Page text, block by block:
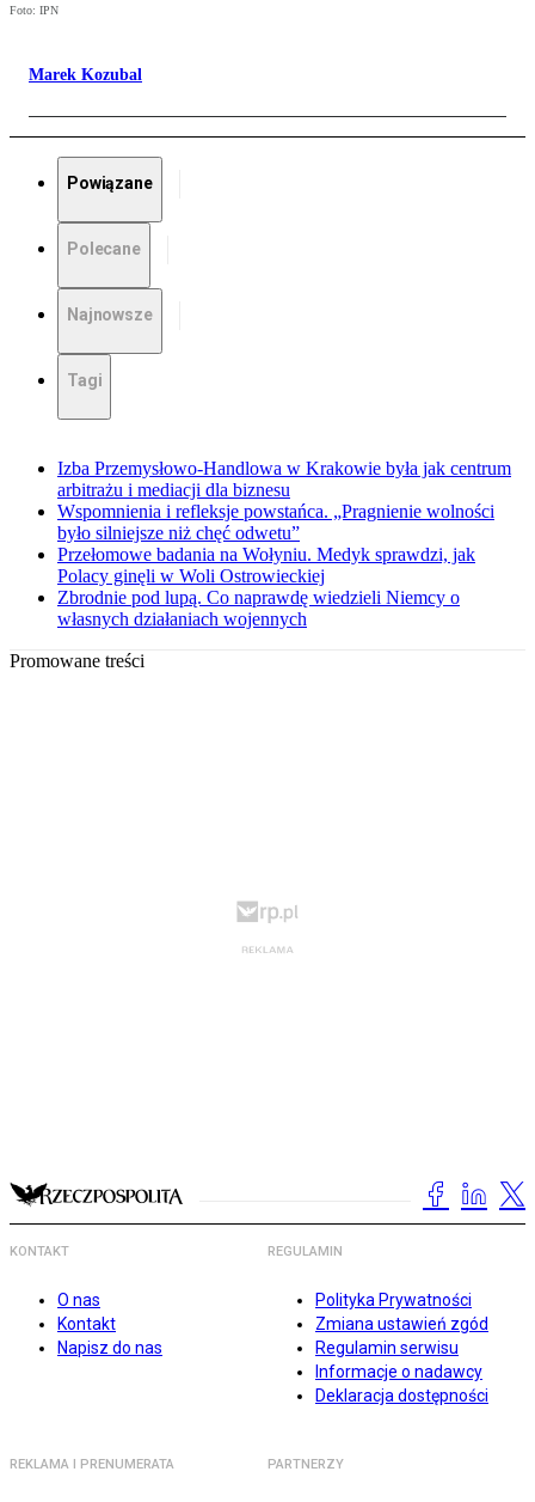
Foto: IPN
Marek Kozubal
Powiązane
Polecane
Najnowsze
Tagi
Izba Przemysłowo-Handlowa w Krakowie była jak centrum
arbitrażu i mediacji dla biznesu
Wspomnienia i refleksje powstańca. „Pragnienie wolności
było silniejsze niż chęć odwetu”
Przełomowe badania na Wołyniu. Medyk sprawdzi, jak
Polacy ginęli w Woli Ostrowieckiej
Zbrodnie pod lupą. Co naprawdę wiedzieli Niemcy o
własnych działaniach wojennych
Promowane treści
KONTAKT
O nas
Kontakt
Napisz do nas
REGULAMIN
Polityka Prywatności
Zmiana ustawień zgód
Regulamin serwisu
Informacje o nadawcy
Deklaracja dostępności
REKLAMA I PRENUMERATA PARTNERZY